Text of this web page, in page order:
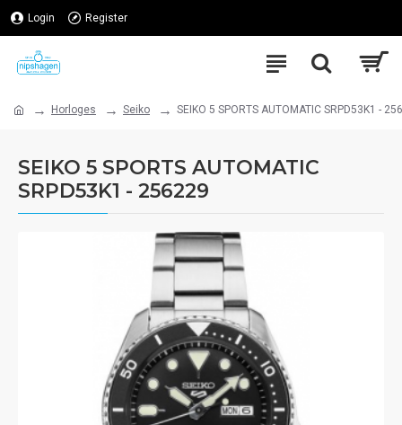
Login Register
Horloges Seiko SEIKO 5 SPORTS AUTOMATIC SRPD53K1 -
SEIKO 5 SPORTS AUTOMATIC
SRPD53K1 - 256229